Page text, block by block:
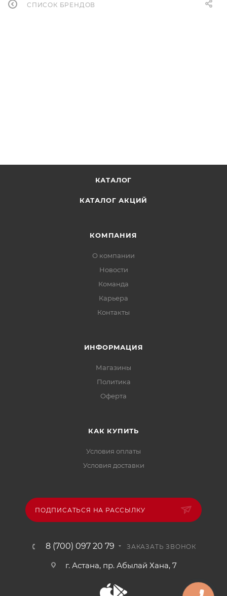
СПИСОК БРЕНДОВ
КАТАЛОГ
КАТАЛОГ АКЦИЙ
КОМПАНИЯ
О компании
Новости
Команда
Карьера
Контакты
ИНФОРМАЦИЯ
Магазины
Политика
Офертa
КАК КУПИТЬ
Условия оплаты
Условия доставки
ПОДПИСАТЬСЯ НА РАССЫЛКУ
8 (700) 097 20 79 ЗАКАЗАТЬ ЗВОНОК
г. Астана, пр. Абылай Хана, 7